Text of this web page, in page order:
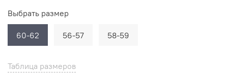
Таблица размеров
Выбрать размер
60-62 56-57 58-59